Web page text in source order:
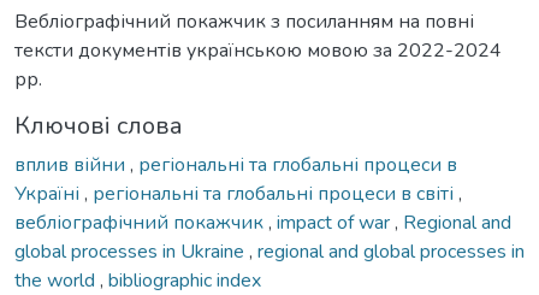
Вебліографічний покажчик з посиланням на повні
тексти документів українською мовою за 2022-2024
рр.
Ключові слова
вплив війни , регіональні та глобальні процеси в
Україні , регіональні та глобальні процеси в світі ,
вебліографічний покажчик, impact of war, Regional and
global processes in Ukraine , regional and global processes in
the world , bibliographic index